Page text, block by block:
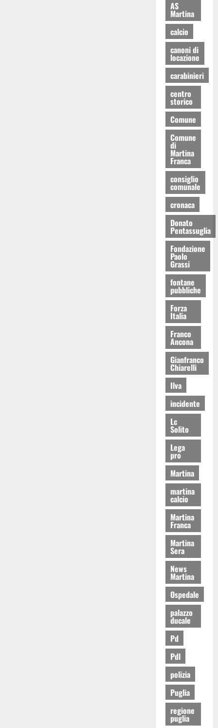
AS
Martina
calcio
canoni di
locazione
carabinieri
centro
storico
Comune
Comune
di
Martina
Franca
consiglio
comunale
cronaca
Donato
Pentassuglia
Fondazione
Paolo
Grassi
fontane
pubbliche
Forza
Italia
Franco
Ancona
Gianfranco
Chiarelli
Ilva
incidente
Lc
Solito
Lega
pro
Martina
martina
calcio
Martina
Franca
Martina
Sera
News
Martina
Ospedale
palazzo
ducale
Pd
Pdl
polizia
Puglia
regione
puglia